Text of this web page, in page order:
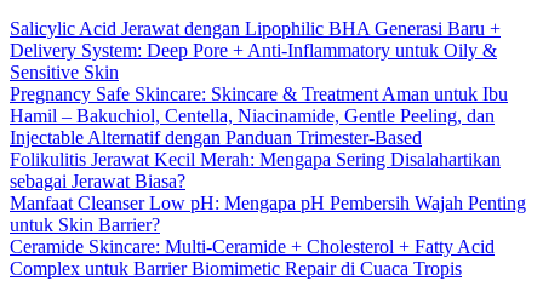
Salicylic Acid Jerawat dengan Lipophilic BHA Generasi Baru +
Delivery System: Deep Pore + Anti-Inflammatory untuk Oily &
Sensitive Skin
Pregnancy Safe Skincare: Skincare & Treatment Aman untuk Ibu
Hamil – Bakuchiol, Centella, Niacinamide, Gentle Peeling, dan
Injectable Alternatif dengan Panduan Trimester-Based
Folikulitis Jerawat Kecil Merah: Mengapa Sering Disalahartikan
sebagai Jerawat Biasa?
Manfaat Cleanser Low pH: Mengapa pH Pembersih Wajah Penting
untuk Skin Barrier?
Ceramide Skincare: Multi-Ceramide + Cholesterol + Fatty Acid
Complex untuk Barrier Biomimetic Repair di Cuaca Tropis